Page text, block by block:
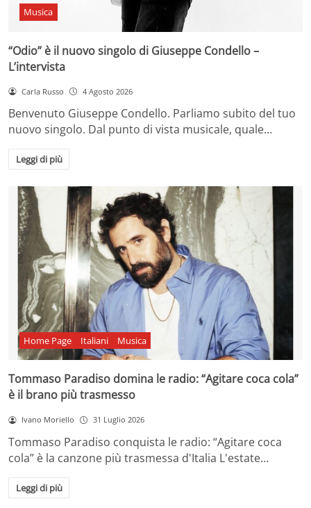
Musica
“Odio” è il nuovo singolo di Giuseppe Condello –
L’intervista
Carla Russo 4 Agosto 2026
Benvenuto Giuseppe Condello. Parliamo subito del tuo
nuovo singolo. Dal punto di vista musicale, quale…
Leggi di più
Home Page Italiani Musica
Tommaso Paradiso domina le radio: “Agitare coca cola”
è il brano più trasmesso
Ivano Moriello 31 Luglio 2026
Tommaso Paradiso conquista le radio: “Agitare coca
cola” è la canzone più trasmessa d'Italia L'estate…
Leggi di più